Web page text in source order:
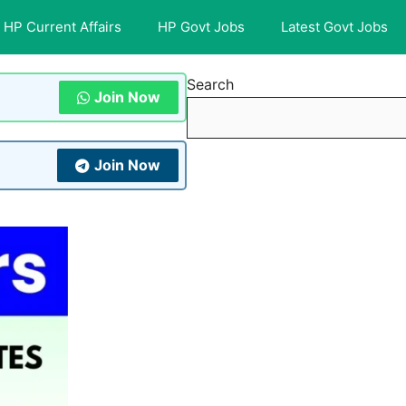
HP Current Affairs HP Govt Jobs Latest Govt Jobs
Join Now
Join Now
Search